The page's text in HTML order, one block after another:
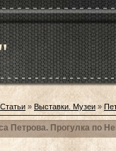
Статьи » Выставки. Музеи »
Петрова. Прогулка по